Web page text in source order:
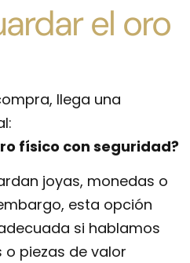
el oro
llega una
físico con seguridad?
joyas, monedas o
esta opción
si hablamos
piezas de valor